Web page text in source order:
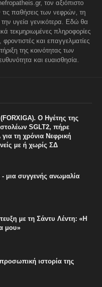
τον αξιόπιστο
παθήσεις των νεφρών, τη
υγεία γενικότερα. Εδώ θα
τεκμηριωμένες πληροφορίες
και επαγγελματίες
της κοινότητας των
και ευαισθησία.
Ο Ηγέτης της
SGLT2, πήρε
τη χρόνια Νεφρική
με ή χωρίς ΣΔ
- μια συγγενής ανωμαλία
με τη Σάντυ Λέντη: «Η
μου»
ιστορία της